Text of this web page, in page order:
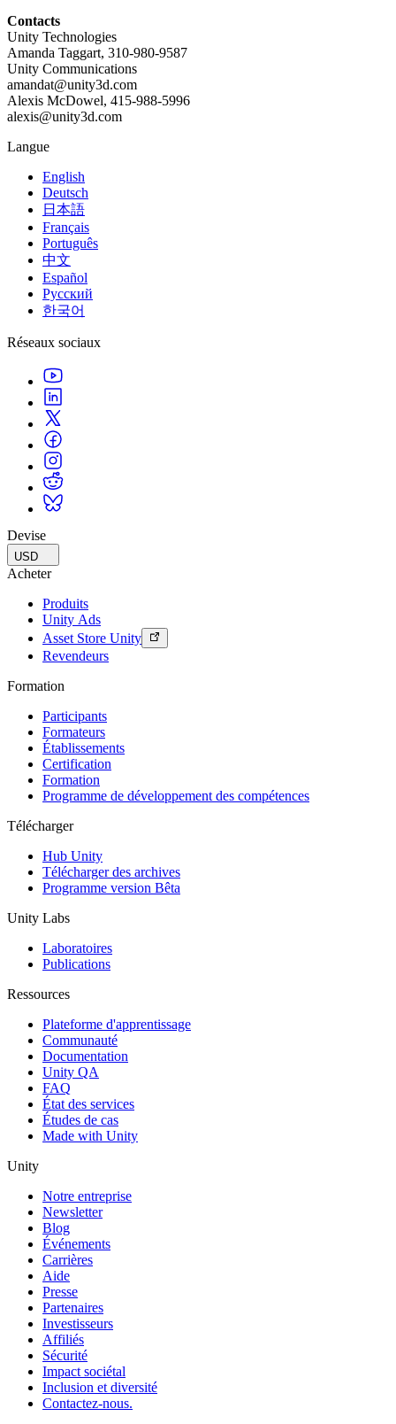
Contacts
Unity Technologies
Amanda Taggart, 310-980-9587
Unity Communications
amandat@unity3d.com
Alexis McDowel, 415-988-5996
alexis@unity3d.com
Langue
English
Deutsch
日本語
Français
Português
中文
Español
Русский
한국어
Réseaux sociaux
Devise
USD
Acheter
Produits
Unity Ads
Asset Store Unity
Revendeurs
Formation
Participants
Formateurs
Établissements
Certification
Formation
Programme de développement des compétences
Télécharger
Hub Unity
Télécharger des archives
Programme version Bêta
Unity Labs
Laboratoires
Publications
Ressources
Plateforme d'apprentissage
Communauté
Documentation
Unity QA
FAQ
État des services
Études de cas
Made with Unity
Unity
Notre entreprise
Newsletter
Blog
Événements
Carrières
Aide
Presse
Partenaires
Investisseurs
Affiliés
Sécurité
Impact sociétal
Inclusion et diversité
Contactez-nous.